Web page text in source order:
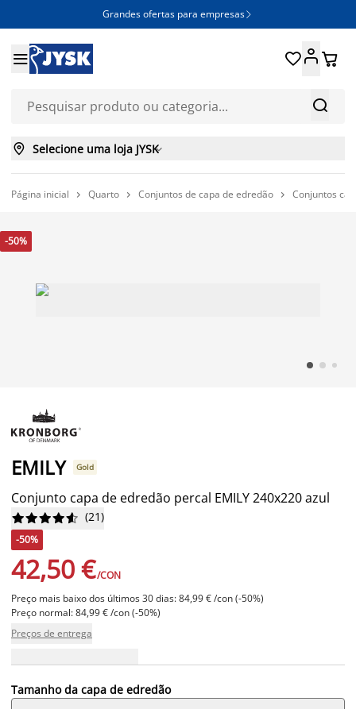
Grandes ofertas para empresas 


 
 Selecione uma loja JYSK
Página inicial  Quarto  Conjuntos de capa de edredão  Conjuntos
-50%
EMILY Gold
Conjunto capa de edredão percal EMILY 240x220 azul





 (21)
-50%
42,50 €/CON
Preço mais baixo dos últimos 30 dias: 84,99 € /con (-50%)
Preço normal: 84,99 € /con (-50%)
Preços de entrega
Tamanho da capa de edredão